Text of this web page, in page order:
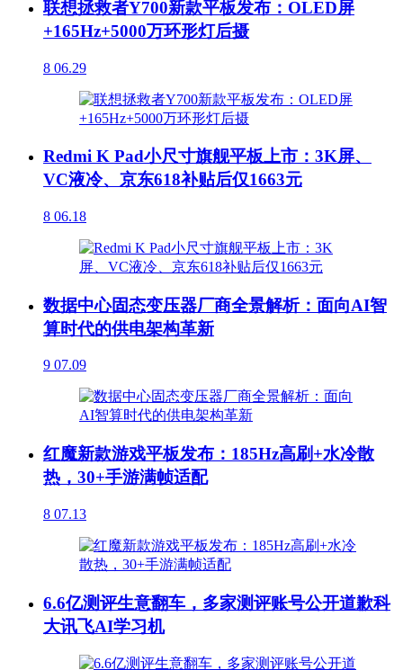
联想拯救者Y700新款平板发布：OLED屏
+165Hz+5000万环形灯后摄
8 06.29
Redmi K Pad小尺寸旗舰平板上市：3K屏、
VC液冷、京东618补贴后仅1663元
8 06.18
数据中心固态变压器厂商全景解析：面向AI智
算时代的供电架构革新
9 07.09
红魔新款游戏平板发布：185Hz高刷+水冷散
热，30+手游满帧适配
8 07.13
6.6亿测评生意翻车，多家测评账号公开道歉科
大讯飞AI学习机